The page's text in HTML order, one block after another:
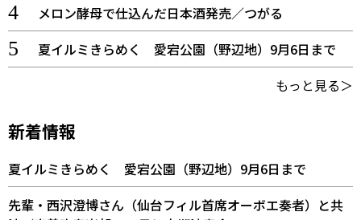
メロン酵母で仕込んだ日本酒発売／つがる
夏イルミきらめく 愛宕公園（野辺地）9月6日まで
もっと見る＞
新着情報
夏イルミきらめく 愛宕公園（野辺地）9月6日まで
先輩・西沢澄博さん（仙台フィル首席オーボエ奏者）と共